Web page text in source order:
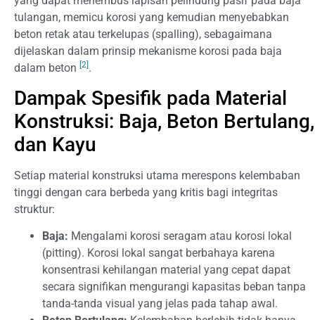
tulangan, memicu korosi yang kemudian menyebabkan
beton retak atau terkelupas (spalling), sebagaimana
dijelaskan dalam prinsip mekanisme korosi pada baja
dalam beton [2].
Dampak Spesifik pada Material
Konstruksi: Baja, Beton Bertulang,
dan Kayu
Setiap material konstruksi utama merespons kelembaban
tinggi dengan cara berbeda yang kritis bagi integritas
struktur:
Baja: Mengalami korosi seragam atau korosi lokal
(pitting). Korosi lokal sangat berbahaya karena
konsentrasi kehilangan material yang cepat dapat
secara signifikan mengurangi kapasitas beban tanpa
tanda-tanda visual yang jelas pada tahap awal.